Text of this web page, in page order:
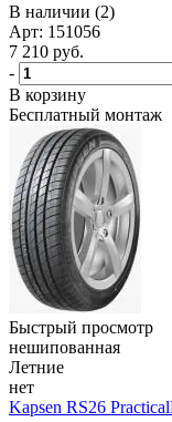
В наличии (2)
Арт: 151056
7 210 руб.
-
В корзину
Бесплатный монтаж
Быстрый просмотр
нешипованная
Летние
нет
Kapsen RS26